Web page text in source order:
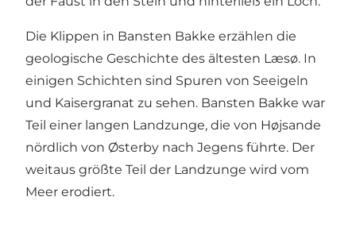
Die Klippen in Bansten Bakke erzählen die
geologische Geschichte des ältesten Læsø. In
einigen Schichten sind Spuren von Seeigeln
und Kaisergranat zu sehen. Bansten Bakke war
Teil einer langen Landzunge, die von Højsande
nördlich von Østerby nach Jegens führte. Der
weitaus größte Teil der Landzunge wird vom
Meer erodiert.